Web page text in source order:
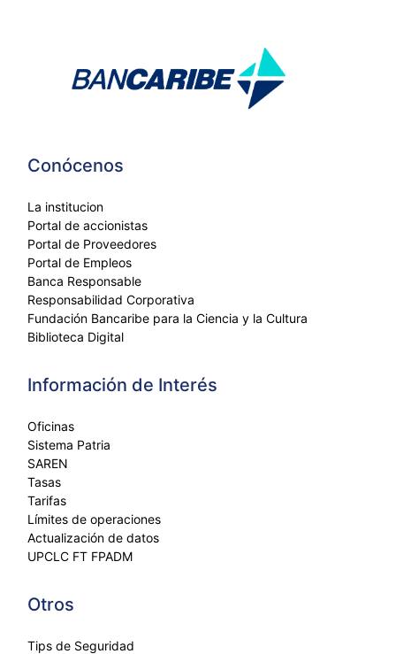
Conócenos
La institucion
Portal de accionistas
Portal de Proveedores
Portal de Empleos
Banca Responsable
Responsabilidad Corporativa
Fundación Bancaribe para la Ciencia y la Cultura
Biblioteca Digital
Información de Interés
Oficinas
Sistema Patria
SAREN
Tasas
Tarifas
Límites de operaciones
Actualización de datos
UPCLC FT FPADM
Otros
Tips de Seguridad